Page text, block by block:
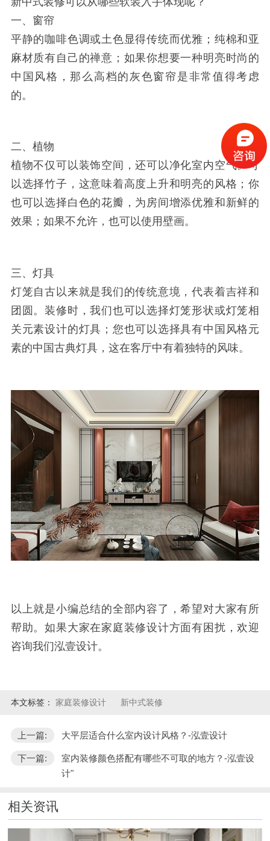
一、窗帘
平静的咖啡色调或土色显得传统而优雅；纯棉和亚
麻材质有自己的禅意；如果你想要一种明亮时尚的
中国风格，那么高档的灰色窗帘是非常值得考虑
的。
二、植物
植物不仅可以装饰空间，还可以净化室内空气。可
以选择竹子，这意味着高度上升和明亮的风格；你
也可以选择白色的花瓣，为房间增添优雅和新鲜的
效果；如果不允许，也可以使用壁画。
三、灯具
灯笼自古以来就是我们的传统意境，代表着吉祥和
团圆。装修时，我们也可以选择灯笼形状或灯笼相
关元素设计的灯具；您也可以选择具有中国风格元
素的中国古典灯具，这在客厅中有着独特的风味。
以上就是小编总结的全部内容了，希望对大家有所
帮助。如果大家在家庭装修设计方面有困扰，欢迎
咨询我们泓壹设计。
本文标签： 家庭装修设计 新中式装修
上一篇: 大平层适合什么室内设计风格？-泓壹设计
下一篇:
室内装修颜色搭配有哪些不可取的地方？-泓壹设
计"
相关资讯